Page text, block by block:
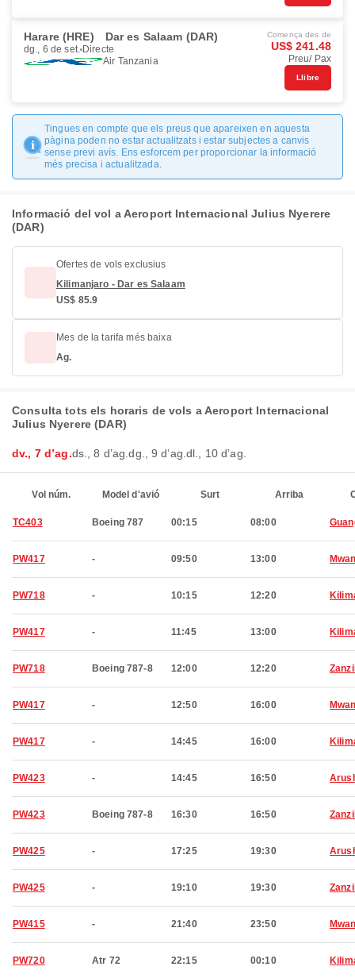
Harare (HRE) Dar es Salaam (DAR)
dg., 6 de set. Directe
Air Tanzania
Comença des de
US$ 241.48
Preu/ Pax
Llibre
Tingues en compte que els preus que apareixen en aquesta
pàgina poden no estar actualitzats i estar subjectes a canvis
sense previ avís. Ens esforcem per proporcionar la informació
més precisa i actualitzada.
Informació del vol a Aeroport Internacional Julius Nyerere
(DAR)
Ofertes de vols exclusius
Kilimanjaro - Dar es Salaam
US$ 85.9
Mes de la tarifa més baixa
Ag.
Consulta tots els horaris de vols a Aeroport Internacional
Julius Nyerere (DAR)
dv., 7 d’ag.ds., 8 d’ag.dg., 9 d’ag.dl., 10 d’ag.
Vol núm. Model d'avió Surt Arriba
TC403 Boeing 787 00:15 08:00
PW417 - 09:50 13:00
PW718 - 10:15 12:20
PW417 - 11:45 13:00
PW718 Boeing 787-8 12:00 12:20
PW417 - 12:50 16:00
PW417 - 14:45 16:00
PW423 - 14:45 16:50
PW423 Boeing 787-8 16:30 16:50
PW425 - 17:25 19:30
PW425 - 19:10 19:30
PW415 - 21:40 23:50
PW720 Atr 72 22:15 00:10